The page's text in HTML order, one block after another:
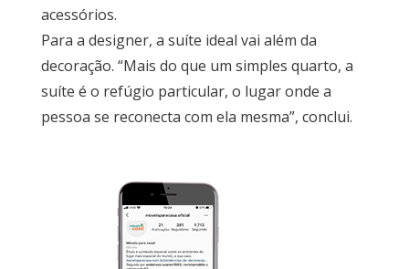
acessórios.
Para a designer, a suíte ideal vai além da
decoração. “Mais do que um simples quarto, a
suíte é o refúgio particular, o lugar onde a
pessoa se reconecta com ela mesma”, conclui.